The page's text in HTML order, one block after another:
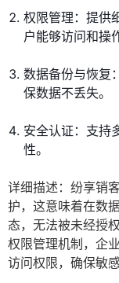
权限管理：提供
户能够访问和操
数据备份与恢复
保数据不丢失。
安全认证：支持
性。
详细描述：纷享销
护，这意味着在数
态，无法被未经授
权限管理机制，企
访问权限，确保敏